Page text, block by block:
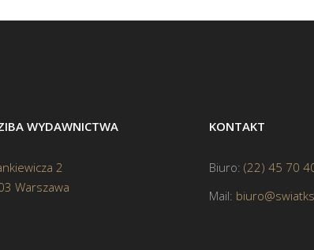
WYDAWNICTWA
2
Warszawa
KONTAKT
Biuro: (22) 45 70
Mail: